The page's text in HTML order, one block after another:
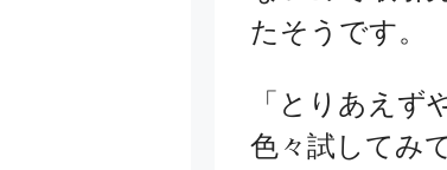
たそうです。
「とりあえ
色々試してみ